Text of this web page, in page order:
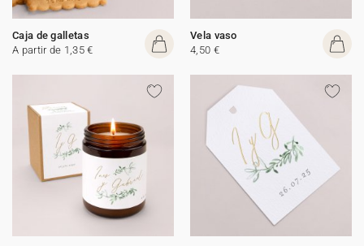
Caja de galletas
A partir de 1,35 €
Vela vaso
4,50 €